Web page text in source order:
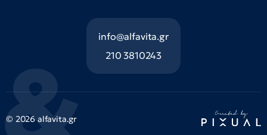
info@alfavita.gr
210 3810243
© 2026 alfavita.gr